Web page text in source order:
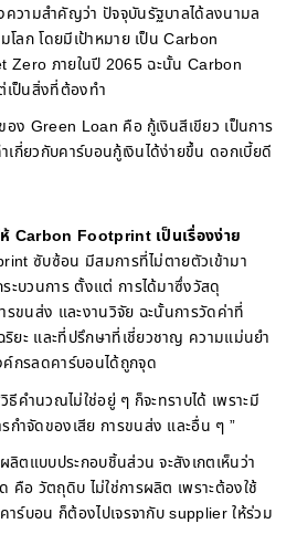
วามสำคัญว่า ปัจจุบันรัฐบาลได้ลงนามล
โลก โดยมีเป้าหมาย เป็น Carbon
Zero ภายในปี 2065 ฉะนั้น Carbon
เป็นสิ่งที่ต้องทำ
ง Green Loan คือ กู้เงินสีเขียว เป็นการ
กี่ยวกับคาร์บอนกู้เงินได้ง่ายขึ้น ดอกเบี้ยดี
Carbon Footprint เป็นเรื่องง่าย
ซับซ้อน มีสมการที่ไม่ตายตัวเข้ามา
ะบวนการ ตั้งแต่ การได้มาซึ่งวัสดุ
ขนส่ง และงานวิจัย ฉะนั้นการวัดค่าที่
ยะ และที่ปรึกษาที่เชี่ยวชาญ ความแม่นยำ
กรลดคาร์บอนได้ถูกจุด
คำนวณไม่ใช่อยู่ ๆ ก็จะทราบได้ เพราะมี
ำจัดของเสีย การขนส่ง และอื่น ๆ ”
ลิตแบบประกอบชิ้นส่วน จะสังเกตเห็นว่า
อ วัตถุดิบ ไม่ใช่การผลิต เพราะต้องใช้
าร์บอน ก็ต้องไปเจรจากับ supplier ให้ร่วม